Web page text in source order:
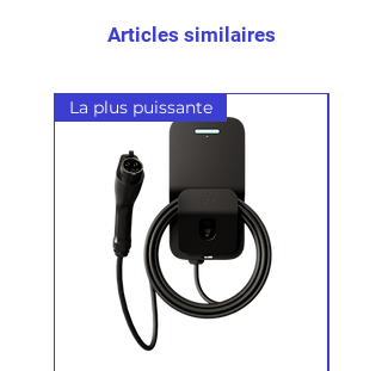
Articles similaires
La plus puissante